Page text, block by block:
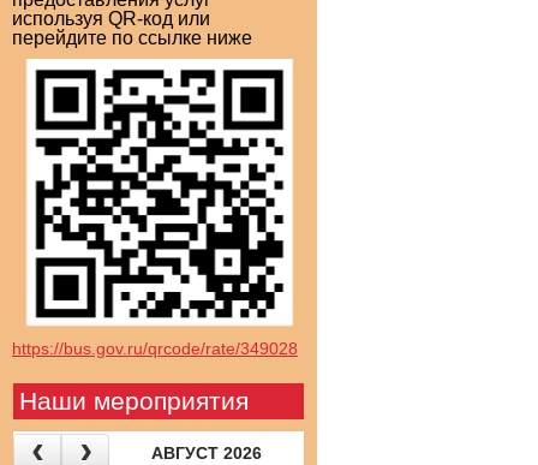
используя QR-код или
перейдите по ссылке ниже
https://bus.gov.ru/qrcode/rate/349028
Наши мероприятия
АВГУСТ 2026